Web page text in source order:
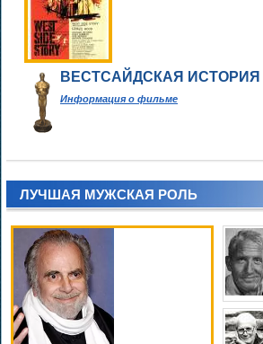
ВЕСТСАЙДСКАЯ ИСТОРИЯ
Информация о фильме
ЛУЧШАЯ МУЖСКАЯ РОЛЬ